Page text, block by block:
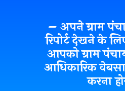
– अपने ग्राम
रिपोर्ट देखने के
आपको ग्राम
आधिकारिक
करना